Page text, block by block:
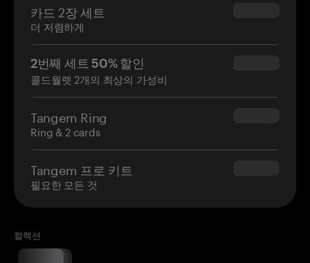
카드 2장 세트
더 저렴하게
$54.90
2번째 세트 50% 할인
콜드월렛 2개의 최상의 가성비
$34.95
Tangem Ring
Ring & 2 cards
$160.00
Tangem 프로 키트
필요한 모든 것
$180.00
컬렉션